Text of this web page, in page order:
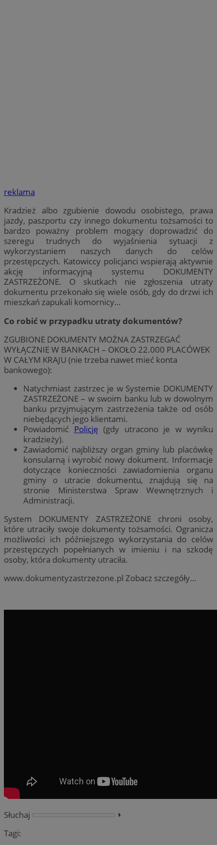
reklama
Kradzież albo zgubienie dowodu osobistego, prawa
jazdy, paszportu czy innego dokumentu tożsamości to
bardzo poważny problem mogący doprowadzić do
szeregu trudnych do wyjaśnienia sytuacji z
wykorzystaniem naszych danych do celów
przestępczych. Katowiccy policjanci wspierają aktywnie
akcję informacyjną systemu DOKUMENTY
ZASTRZEŻONE. O skutkach nie zgłoszenia utraty
dokumentu przekonało się wiele osób, gdy do drzwi ich
mieszkań zapukali komornicy…
Co robić w przypadku utraty dokumentów?
ZGUBIONE DOKUMENTY MOŻNA ZASTRZEGAĆ
WYŁĄCZNIE W BANKACH – OKOŁO 22.000 PLACÓWEK
W CAŁYM KRAJU (nie trzeba nawet mieć konta
bankowego):
Natychmiast zastrzec je w Systemie DOKUMENTY
ZASTRZEŻONE – w swoim banku lub w dowolnym
banku przyjmującym zastrzeżenia także od osób
niebędących jego klientami.
Powiadomić Policję (gdy utracono je w wyniku
kradzieży).
Zawiadomić najbliższy organ gminy lub placówkę
konsularną i wyrobić nowy dokument. Informacje
dotyczące konieczności zawiadomienia organu
gminy o utracie dokumentu, znajdują się na
stronie Ministerstwa Spraw Wewnętrznych i
Administracji.
System DOKUMENTY ZASTRZEŻONE chroni osoby,
które utraciły swoje dokumenty tożsamości. Ogranicza
możliwości ich późniejszego wykorzystania do celów
przestępczych popełnianych w imieniu i na szkodę
osoby, która dokumenty utraciła.
www.dokumentyzastrzezone.pl Zobacz szczegóły…
Słuchaj
⏵︎
Tagi: